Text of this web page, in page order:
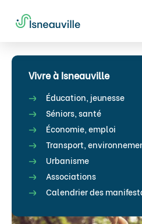
Vivre à Isneauville
Éducation, jeunesse
Séniors, santé
Économie, emploi
Transport,
Urbanisme
Associations
Calendrier des